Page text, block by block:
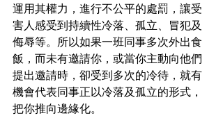
運用其權力，進行不公平的處罰，讓受
害人感受到持續性冷落、孤立、冒犯及
侮辱等。所以如果一班同事多次外出食
飯，而未有邀請你，或當你主動向他們
提出邀請時，卻受到多次的冷待，就有
機會代表同事正以冷落及孤立的形式，
把你推向邊緣化。